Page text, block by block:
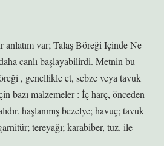
anlatım var; Talaş Böreği Içinde Ne
canlı başlayabilirdi. Metnin bu
, genellikle et, sebze veya tavuk
bazı malzemeler : İç harç, önceden
haşlanmış bezelye; havuç; tavuk
tereyağı; karabiber, tuz. ile